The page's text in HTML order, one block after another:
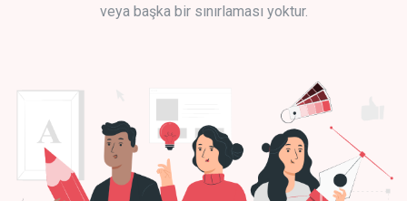
veya başka bir sınırlaması yoktur.